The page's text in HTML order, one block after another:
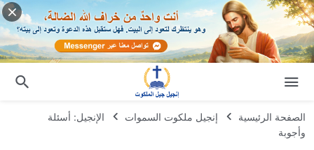
الصفحة الرئيسية إنجيل ملكوت السموات
الإنجيل: أسئلة
وأجوبة